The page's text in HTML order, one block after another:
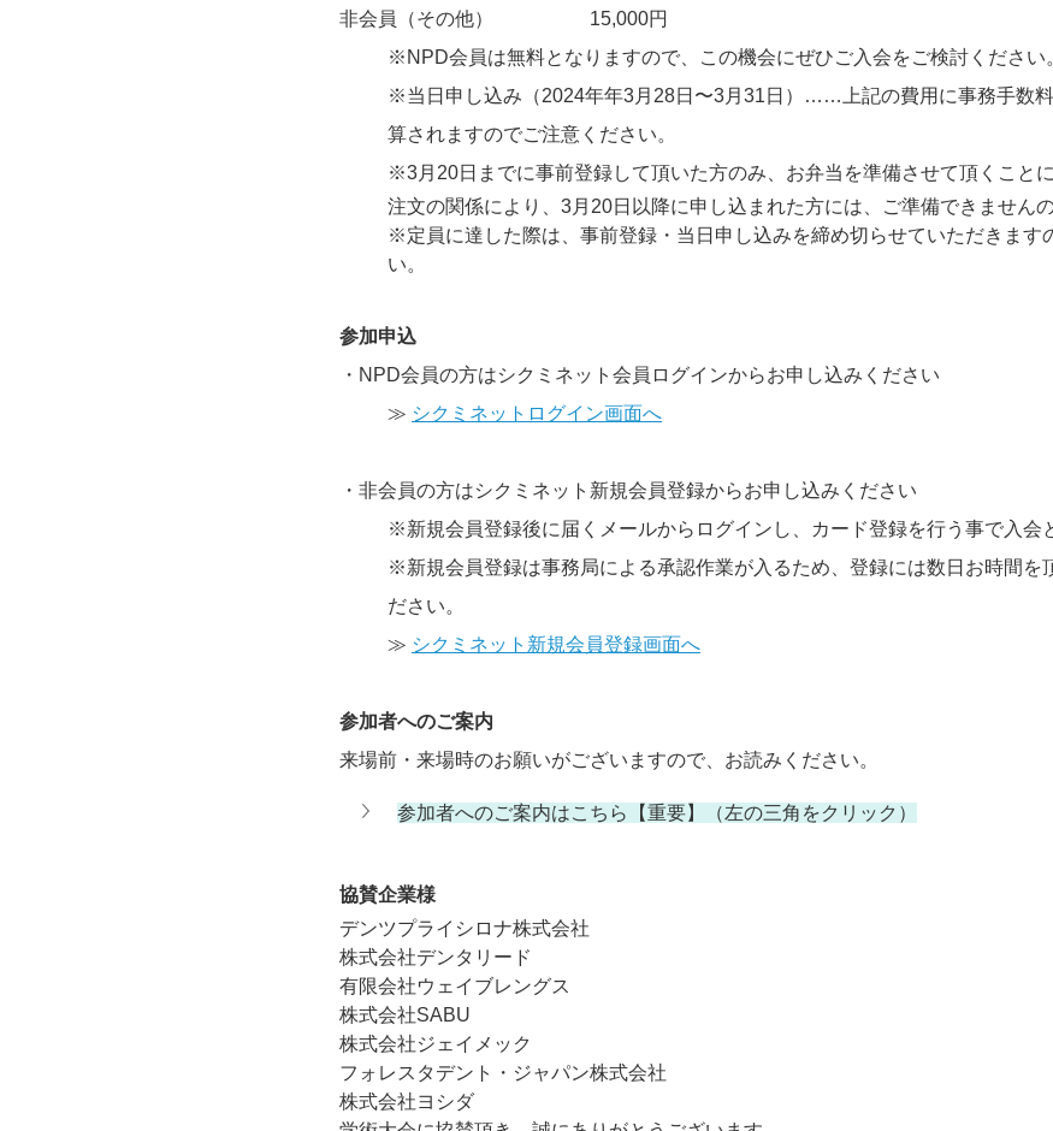
非会員（その他）
15,000円
※NPD会員は無料となりますので、この機会にぜひご入会をご検討ください
※当日申し込み（2024年年3月28日〜3月31日）……上記の費用に事務手数
算されますのでご注意ください。
※3月20日までに事前登録して頂いた方のみ、お弁当を準備させて頂くことに
注文の関係により、3月20日以降に申し込まれた方には、ご準備できません
※定員に達した際は、事前登録・当日申し込みを締め切らせていただきます
い。
参加申込
・NPD会員の方はシクミネット会員ログインからお申し込みください
≫ シクミネットログイン画面へ
・非会員の方はシクミネット新規会員登録からお申し込みください
※新規会員登録後に届くメールからログインし、カード登録を行う事で入会
※新規会員登録は事務局による承認作業が入るため、登録には数日お時間を
ださい。
≫ シクミネット新規会員登録画面へ
参加者へのご案内
来場前・来場時のお願いがございますので、お読みください。
参加者へのご案内はこちら【重要】 （左の三角をクリック）
協賛企業様
デンツプライシロナ株式会社
株式会社デンタリード
有限会社ウェイブレングス
株式会社SABU
株式会社ジェイメック
フォレスタデント・ジャパン株式会社
株式会社ヨシダ